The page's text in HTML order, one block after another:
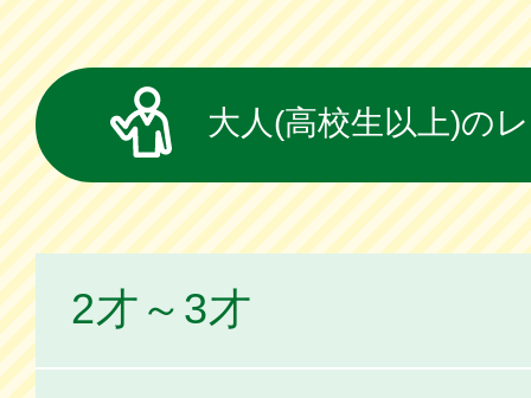
大人(高校生以上)の
2才～3才